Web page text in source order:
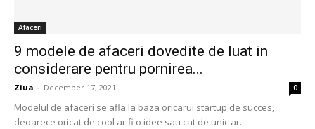
Afaceri
9 modele de afaceri dovedite de luat in
considerare pentru pornirea...
Ziua - December 17, 2021 0
Modelul de afaceri se afla la baza oricarui startup de succes,
deoarece oricat de cool ar fi o idee sau cat de unic ar...